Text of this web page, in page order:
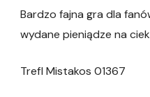
Bardzo fajna gra dla
wydane pieniądze na
Trefl Mistakos 01367